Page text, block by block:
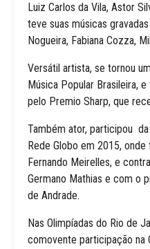
Luiz Carlos da Vila, Astor
teve suas músicas
Nogueira, Fabiana Cozza,
Versátil artista, se tornou
Música Popular Brasileira,
pelo Premio Sharp, que
Também ator, participou
Rede Globo em 2015,
Fernando Meirelles, e
Germano Mathias e com o
de Andrade.
Nas Olimpíadas do Rio de
comovente participação na